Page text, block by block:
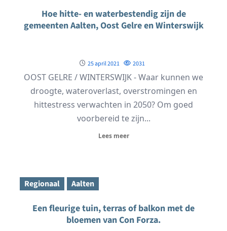
Hoe hitte- en waterbestendig zijn de
gemeenten Aalten, Oost Gelre en Winterswijk
25 april 2021 2031
OOST GELRE / WINTERSWIJK - Waar kunnen we
droogte, wateroverlast, overstromingen en
hittestress verwachten in 2050? Om goed
voorbereid te zijn...
Lees meer
Regionaal Aalten
Een fleurige tuin, terras of balkon met de
bloemen van Con Forza.